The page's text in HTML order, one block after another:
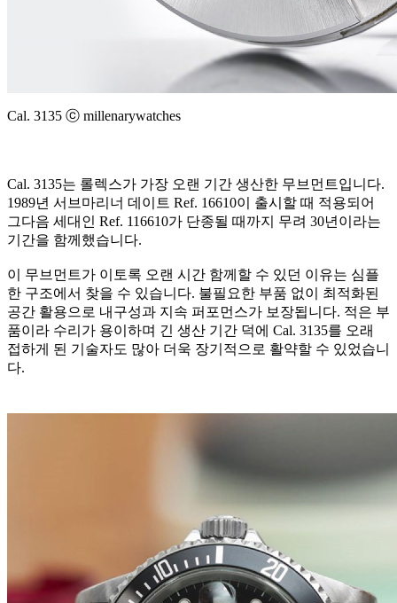
Cal. 3135 ⓒ millenarywatches
Cal. 3135는 롤렉스가 가장 오랜 기간 생산한 무브먼트입니다.
1989년 서브마리너 데이트 Ref. 16610이 출시할 때 적용되어
그다음 세대인 Ref. 116610가 단종될 때까지 무려 30년이라는
기간을 함께했습니다.
이 무브먼트가 이토록 오랜 시간 함께할 수 있던 이유는 심플
한 구조에서 찾을 수 있습니다. 불필요한 부품 없이 최적화된
공간 활용으로 내구성과 지속 퍼포먼스가 보장됩니다. 적은 부
품이라 수리가 용이하며 긴 생산 기간 덕에 Cal. 3135를 오래
접하게 된 기술자도 많아 더욱 장기적으로 활약할 수 있었습니
다.